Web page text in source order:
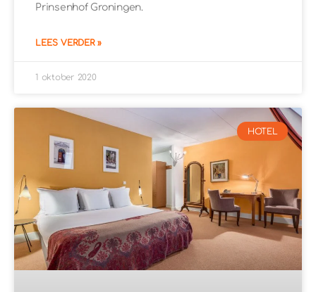
Prinsenhof Groningen.
LEES VERDER »
1 oktober 2020
HOTEL